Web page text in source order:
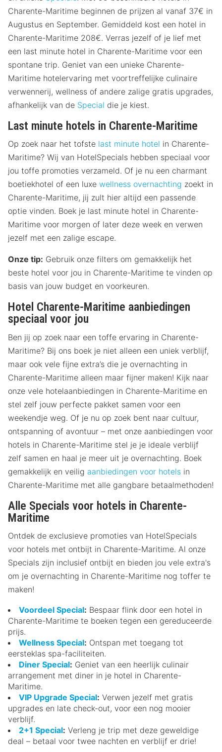
Charente-Maritime beginnen de prijzen al vanaf 37€ in
Augustus en September. Gemiddeld kost een hotel in
Charente-Maritime 208€. Verras jezelf of je lief met
een last minute hotel in Charente-Maritime voor een
spontane trip. Geniet van een unieke Charente-
Maritime hotelervaring met voortreffelijke culinaire
verwennerij, wellness of andere zalige gratis upgrades,
afhankelijk van de Special die je kiest.
Last minute hotels in Charente-Maritime
Op zoek naar het tofste last minute hotel in Charente-
Maritime? Wij van HotelSpecials hebben speciaal voor
jou toffe promoties verzameld. Of je nu een charmant
boetiekhotel of een luxe wellness overnachting zoekt in
Charente-Maritime, jij zult hier altijd een passende
optie vinden. Boek je last minute hotel in Charente-
Maritime voor morgen of later deze week en verwen
jezelf met een zalige escape.
Onze tip: Gebruik onze filters om gemakkelijk het
beste hotel voor jou in Charente-Maritime te vinden op
basis van jouw budget en voorkeuren.
Hotel Charente-Maritime aanbiedingen
speciaal voor jou
Ben jij op zoek naar een toffe ervaring in Charente-
Maritime? Bij ons boek je niet alleen een uniek verblijf,
maar ook vele fijne extra’s die je overnachting in
Charente-Maritime alleen maar fijner maken! Kijk naar
onze vele hotelaanbiedingen in Charente-Maritime en
stel zelf jouw perfecte pakket samen voor een
weekendje weg. Of je nu op zoek bent naar cultuur,
ontspanning of avontuur – met onze aanbiedingen voor
hotels in Charente-Maritime stel je je ideale verblijf
zelf samen en haal je meer uit je overnachting. Boek
gemakkelijk en veilig aanbiedingen voor hotels in
Charente-Maritime met alle gangbare betaalmethoden!
Alle Specials voor hotels in Charente-
Maritime
Ontdek de exclusieve promoties van HotelSpecials
voor hotels met ontbijt in Charente-Maritime. Al onze
Specials zijn inclusief ontbijt en bieden jou vele extra's
om je overnachting in Charente-Maritime nog toffer te
maken!
Voordeel Special: Bespaar flink door een hotel in
Charente-Maritime te boeken tegen een gereduceerde
prijs.
Wellness Special: Ontspan met toegang tot
eersteklas spa-faciliteiten.
Diner Special: Geniet van een heerlijk culinair
arrangement met diner in je hotel in Charente-
Maritime.
VIP Upgrade Special: Verwen jezelf met gratis
upgrades en late check-out, voor een nog mooier
verblijf.
2+1 Special: Verleng je trip met deze geweldige
deal – betaal voor twee nachten en verblijf er drie!